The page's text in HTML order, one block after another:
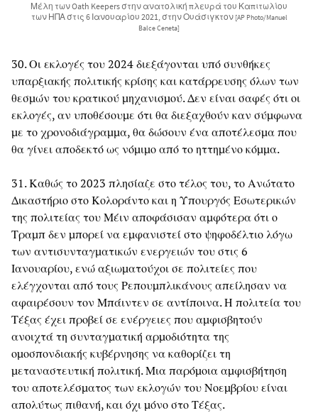
Μέλη των Oath Keepers στην ανατολική πλευρά του Καπιτωλίου
των ΗΠΑ στις 6 Ιανουαρίου 2021, στην Ουάσιγκτον [AP Photo/Manuel
Balce Ceneta]
30. Οι εκλογές του 2024 διεξάγονται υπό συνθήκες
υπαρξιακής πολιτικής κρίσης και κατάρρευσης όλων των
θεσμών του κρατικού μηχανισμού. Δεν είναι σαφές ότι οι
εκλογές, αν υποθέσουμε ότι θα διεξαχθούν καν σύμφωνα
με το χρονοδιάγραμμα, θα δώσουν ένα αποτέλεσμα που
θα γίνει αποδεκτό ως νόμιμο από το ηττημένο κόμμα.
31. Καθώς το 2023 πλησίαζε στο τέλος του, το Ανώτατο
Δικαστήριο στο Κολοράντο και η Υπουργός Εσωτερικών
της πολιτείας του Μέιν αποφάσισαν αμφότερα ότι ο
Τραμπ δεν μπορεί να εμφανιστεί στο ψηφοδέλτιο λόγω
των αντισυνταγματικών ενεργειών του στις 6
Ιανουαρίου, ενώ αξιωματούχοι σε πολιτείες που
ελέγχονται από τους Ρεπουμπλικάνους απείλησαν να
αφαιρέσουν τον Μπάιντεν σε αντίποινα. Η πολιτεία του
Τέξας έχει προβεί σε ενέργειες που αμφισβητούν
ανοιχτά τη συνταγματική αρμοδιότητα της
ομοσπονδιακής κυβέρνησης να καθορίζει τη
μεταναστευτική πολιτική. Μια παρόμοια αμφισβήτηση
του αποτελέσματος των εκλογών του Νοεμβρίου είναι
απολύτως πιθανή, και όχι μόνο στο Τέξας.